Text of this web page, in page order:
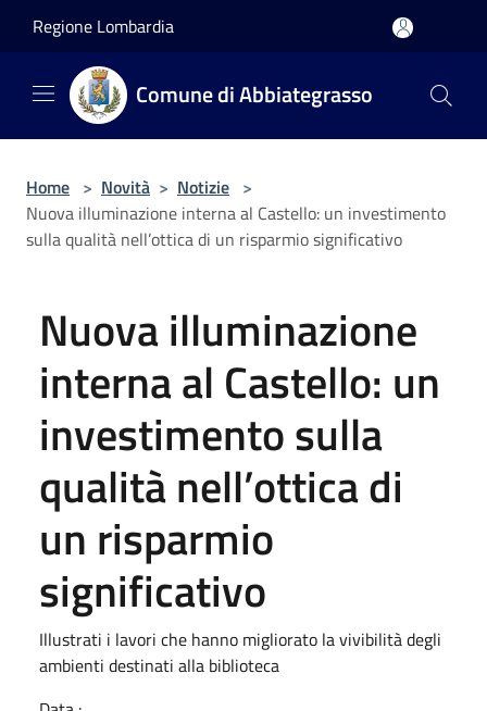
Regione Lombardia
Comune di Abbiategrasso
Home > Novità > Notizie >
Nuova illuminazione interna al Castello: un investimento
sulla qualità nell’ottica di un risparmio significativo
Nuova illuminazione
interna al Castello: un
investimento sulla
qualità nell’ottica di
un risparmio
significativo
Illustrati i lavori che hanno migliorato la vivibilità degli
ambienti destinati alla biblioteca